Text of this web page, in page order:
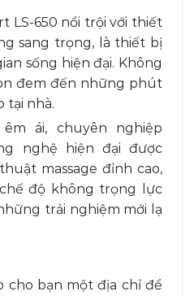
LS-650 nổi trội với thiết
sang trọng, là thiết bị
sống hiện đại. Không
đem đến những phút
tại nhà.
êm ái, chuyên nghiệp
nghệ hiện đại được
massage đỉnh cao,
độ không trọng lực
trải nghiệm mới lạ
cho bạn một địa chỉ để